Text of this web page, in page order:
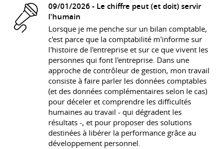
09/01/2026 - Le chiffre peut (et doit) servir
l'humain
Lorsque je me penche sur un bilan comptable,
c'est parce que la comptabilité m'informe sur
l'histoire de l'entreprise et sur ce que vivent les
personnes qui font l'entreprise. Dans une
approche de contrôleur de gestion, mon travail
consiste à faire parler les données comptables
(et des données complémentaires selon le cas)
pour déceler et comprendre les difficultés
humaines au travail - qui dégradent les
résultats -, et pour proposer des solutions
destinées à libérer la performance grâce au
développement personnel.